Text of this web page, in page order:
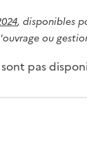
, disponibles
ou
pas